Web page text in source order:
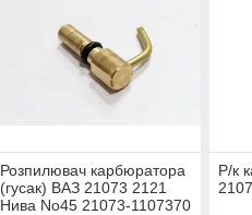
Розпилювач карбюратора
(гусак) ВАЗ 21073 2121
Нива No45 21073-1107370
Р/к